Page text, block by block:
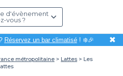
d'évènement
vous ?
Réservez un bar climatisé! ❄️🎉 ✖
métropolitaine Lattes
Les